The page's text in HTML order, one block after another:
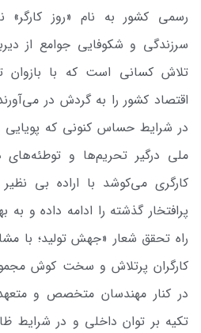
رسمی کشور به نام «روز
سرزندگی و شکوفایی جوامع از
تلاش کسانی است که با بازوان
اقتصاد کشور را به گردش در
در شرایط حساس کنونی که پویایی
ملی درگیر تحریم‌ها و
کارگری می‌کوشد با اراده بی نظیر
پرافتخار گذشته را ادامه داده و
راه تحقق شعار «جهش تولید؛ با
کارگران پرتلاش و سخت کوش
در کنار مهندسان متخصص و
تکیه بر توان داخلی و در شرایط